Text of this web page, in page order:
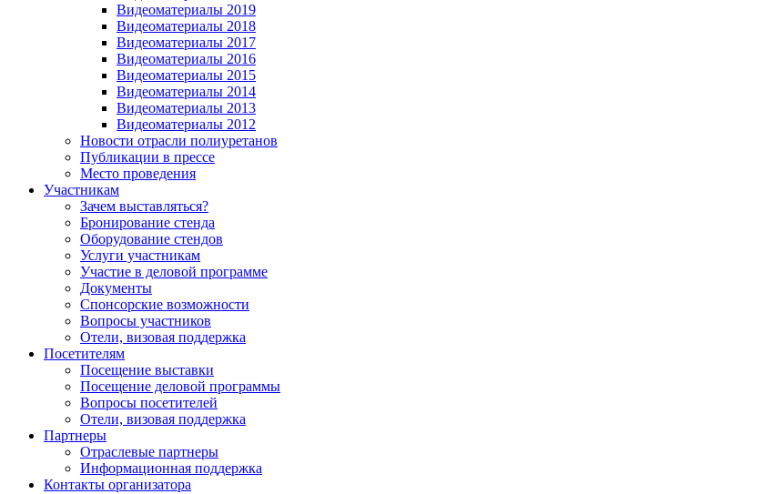
Видеоматериалы 2019
Видеоматериалы 2018
Видеоматериалы 2017
Видеоматериалы 2016
Видеоматериалы 2015
Видеоматериалы 2014
Видеоматериалы 2013
Видеоматериалы 2012
Новости отрасли полиуретанов
Публикации в прессе
Место проведения
Участникам
Зачем выставляться?
Бронирование стенда
Оборудование стендов
Услуги участникам
Участие в деловой программе
Документы
Спонсорские возможности
Вопросы участников
Отели, визовая поддержка
Посетителям
Посещение выставки
Посещение деловой программы
Вопросы посетителей
Отели, визовая поддержка
Партнеры
Отраслевые партнеры
Информационная поддержка
Контакты организатора